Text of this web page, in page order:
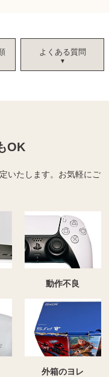
よくある質問
OK
いたします。 お気軽にご
動作不良
外箱のヨレ